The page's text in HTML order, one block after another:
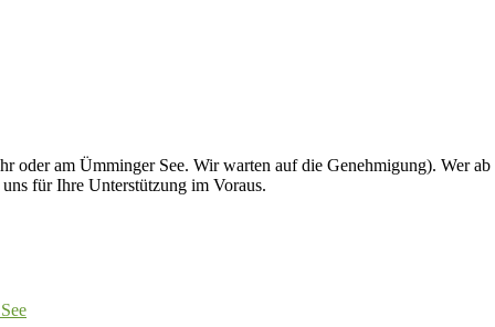
oder am Ümminger See. Wir warten auf die Genehmigung). Wer
für Ihre Unterstützung im Voraus.